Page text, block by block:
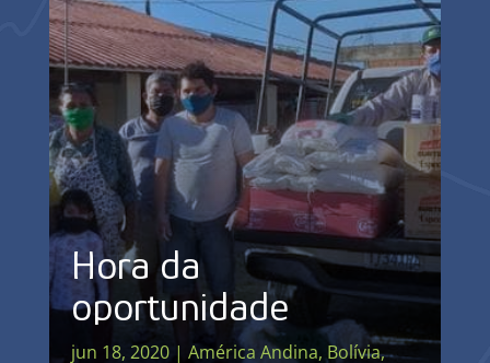
Hora da
oportunidade
jun 18, 2020| América Andina, Bolívia,